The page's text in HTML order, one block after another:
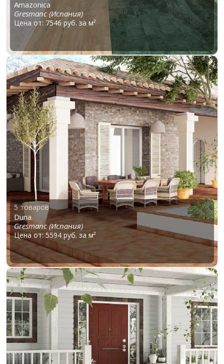
Amazonica
Gresmanc (Испания)
Цена от: 7546 руб. за м²
5 товаров
Duna
Gresmanc (Испания)
Цена от: 5594 руб. за м²